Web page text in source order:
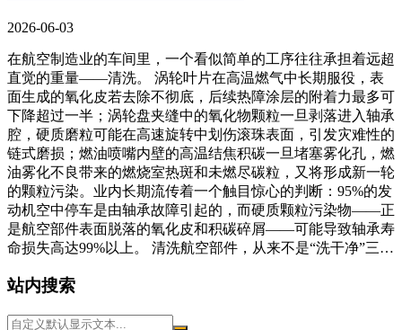
2026-06-03
在航空制造业的车间里，一个看似简单的工序往往承担着远超
直觉的重量——清洗。 涡轮叶片在高温燃气中长期服役，表
面生成的氧化皮若去除不彻底，后续热障涂层的附着力最多可
下降超过一半；涡轮盘夹缝中的氧化物颗粒一旦剥落进入轴承
腔，硬质磨粒可能在高速旋转中划伤滚珠表面，引发灾难性的
链式磨损；燃油喷嘴内壁的高温结焦积碳一旦堵塞雾化孔，燃
油雾化不良带来的燃烧室热斑和未燃尽碳粒，又将形成新一轮
的颗粒污染。业内长期流传着一个触目惊心的判断：95%的发
动机空中停车是由轴承故障引起的，而硬质颗粒污染物——正
是航空部件表面脱落的氧化皮和积碳碎屑——可能导致轴承寿
命损失高达99%以上。 清洗航空部件，从来不是“洗干净”三…
站内搜索